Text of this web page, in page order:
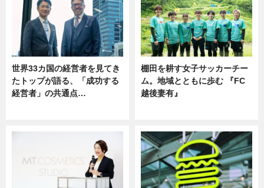
世界33カ国の経営者を見てき
たトップが語る、「成功する
経営者」の共通点…
棚田を耕す女子サッカーチー
ム。地域とともに歩む 『FC
越後妻有』